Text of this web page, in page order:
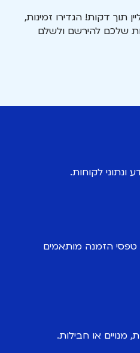
תוך דקות! הגדירו זמינות,
שלכם להירשם ולשלם
ונתוני לקוחות.
טפסי הזמנה מותאמים
מנויים או חבילות.